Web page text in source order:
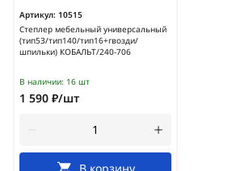
Артикул: 10515
Степлер мебельный универсальный
(тип53/тип140/тип16+гвозди/
шпильки) КОБАЛЬТ/240-706
В наличии: 16 шт
1 590 ₽/шт